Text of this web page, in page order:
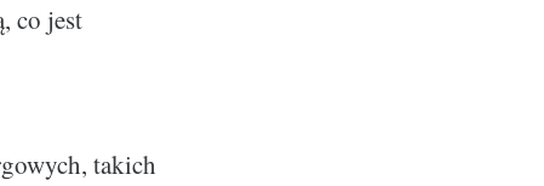
co jest
takich